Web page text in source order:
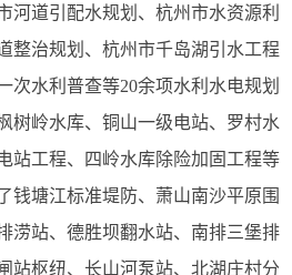
河道引配水规划、杭州市水资源利
整治规划、杭州市千岛湖引水工程
次水利普查等20余项水利水电规划
树岭水库、铜山一级电站、罗村水
站工程、四岭水库除险加固工程等
钱塘江标准堤防、萧山南沙平原围
涝站、德胜坝翻水站、南排三堡排
站枢纽、长山河泵站、北湖庄村分